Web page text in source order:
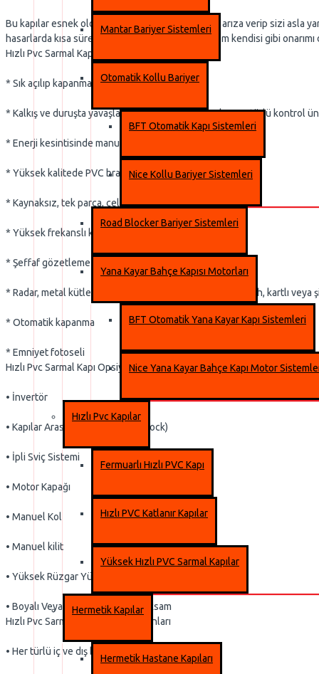
Mantar Bariyer Sistemleri
Otomatik Kollu Bariyer
BFT Otomatik Kapı Sistemleri
Nice Kollu Bariyer Sistemleri
Road Blocker Bariyer Sistemleri
Yana Kayar Bahçe Kapısı Motorları
BFT Otomatik Yana Kayar Kapı Sistemleri
Nice Yana Kayar Bahçe Kapı Motor
Hızlı Pvc Kapılar
Fermuarlı Hızlı PVC Kapı
Hızlı PVC Katlanır Kapılar
Yüksek Hızlı PVC Sarmal Kapılar
Hermetik Kapılar
Hermetik Hastane Kapıları
Bu kapılar esnek olduklarından her darbe sonrası arıza verip sizi asla
hasarlarda kısa sürede yerinde servis verilip sistem kendisi gibi
Hızlı Pvc Sarmal Kapı Teknik Özellikler:
* Sık açılıp kapanmaya elverişli
* Kalkış ve duruşta yavaşlamayı sağlayan frekans konvertörlü kontrol
* Enerji kesintisinde manuel açılım
* Yüksek kalitede PVC branda
* Kaynaksız, tek parça, çelik yan raylar
* Yüksek frekanslı kaynaklama ile PVC yapıştırma
* Şeffaf gözetleme penceresi
* Radar, metal kütle detektörü, uzaktan kumanda, ip switch, kartlı veya
* Otomatik kapanma
* Emniyet fotoseli
Hızlı Pvc Sarmal Kapı Opsiyonel Özellikler
• İnvertör
• Kapılar Arası Haberleşme (Interlock)
• İpli Sviç Sistemi
• Motor Kapağı
• Manuel Kol
• Manuel kilit
• Yüksek Rüzgar Yükleri İçin İlave Güçlendirme
• Boyalı Veya Paslanmaz Metal Aksam
Hızlı Pvc Sarmal Kapı Kullanım Alanları
• Her türlü iç ve dış bölme kapısı